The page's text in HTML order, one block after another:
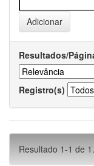
Resultados/
Registro(s)
Resultado 1-1 de 1.